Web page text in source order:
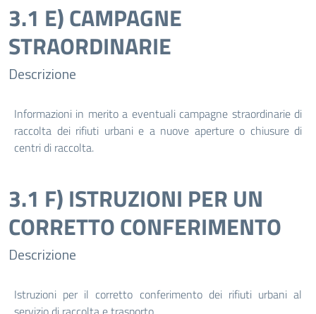
3.1 E) CAMPAGNE
STRAORDINARIE
Descrizione
Informazioni in merito a eventuali campagne straordinarie di
raccolta dei rifiuti urbani e a nuove aperture o chiusure di
centri di raccolta.
3.1 F) ISTRUZIONI PER UN
CORRETTO CONFERIMENTO
Descrizione
Istruzioni per il corretto conferimento dei rifiuti urbani al